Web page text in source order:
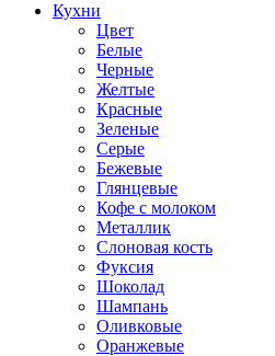
Кухни
Цвет
Белые
Черные
Желтые
Красные
Зеленые
Серые
Бежевые
Глянцевые
Кофе с молоком
Металлик
Слоновая кость
Фуксия
Шоколад
Шампань
Оливковые
Оранжевые